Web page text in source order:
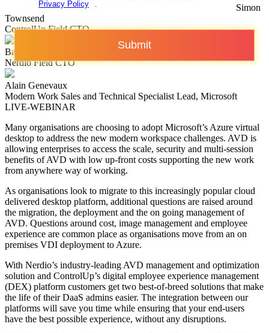
Privacy Policy
Submit
Simon
Townsend
ControlUp Field CTO
Bas van Kaam
Nerdio Field CTO
Alain Genevaux
Modern Work Sales and Technical Specialist Lead, Microsoft
LIVE-WEBINAR
Many organisations are choosing to adopt Microsoft’s Azure virtual
desktop to address the new modern workspace challenges. AVD is
allowing enterprises to access the scale, security and multi-session
benefits of AVD with low up-front costs supporting the new work
from anywhere way of working.
As organisations look to migrate to this increasingly popular cloud
delivered desktop platform, additional questions are raised around
the migration, the deployment and the on going management of
AVD. Questions around cost, image management and employee
experience are common place as organisations move from an on
premises VDI deployment to Azure.
With Nerdio’s industry-leading AVD management and optimization
solution and ControlUp’s digital employee experience management
(DEX) platform customers get two best-of-breed solutions that make
the life of their DaaS admins easier. The integration between our
platforms will save you time while ensuring that your end-users
have the best possible experience, without any disruptions.